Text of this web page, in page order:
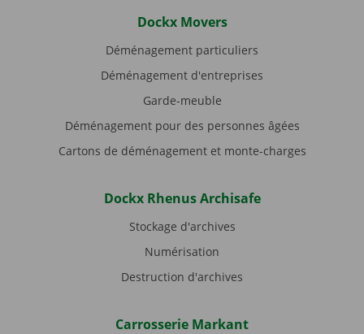
Dockx Movers
Déménagement particuliers
Déménagement d'entreprises
Garde-meuble
Déménagement pour des personnes âgées
Cartons de déménagement et monte-charges
Dockx Rhenus Archisafe
Stockage d'archives
Numérisation
Destruction d'archives
Carrosserie Markant